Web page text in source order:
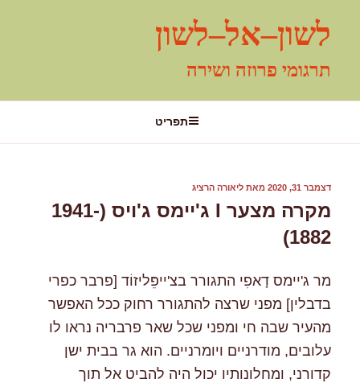
לתוכןלשון–אל–לשון
תרגומי פרוזה ושירה
תפריט
פורסם
דצמבר 31, 2020 מאת ליאורה הרציג
מקרה מצער I ג'יימס ג'ויס (1941-
1882)
מר ג'יימס דָאפִי התגורר בצ'ייפֵּליזוֹד [פרבר כפרי
בדבלין] מפני שרצה להתגורר רחוק ככל האפשר
מהעיר שבה חי ומפני שכל שאר פרבריה נראו לו
עלובים, מודרניים ויומרניים. הוא גר בבית ישן
קדורני, ומחלונותיו יכול היה להביט אל תוך